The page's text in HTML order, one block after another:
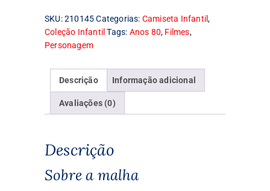
Spencer
quantidade
SKU:210145 Categorias: Camiseta Infantil,
Coleção Infantil Tags: Anos 80, Filmes,
Personagem
Descrição Informação adicional
Avaliações (0)
Descrição
Sobre a malha